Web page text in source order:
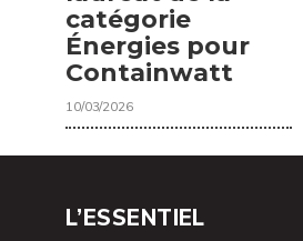
catégorie
Énergies pour
Containwatt
10/03/2026
L’ESSENTIEL